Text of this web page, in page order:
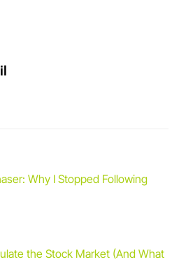
Why I Stopped Following
the Stock Market (And What